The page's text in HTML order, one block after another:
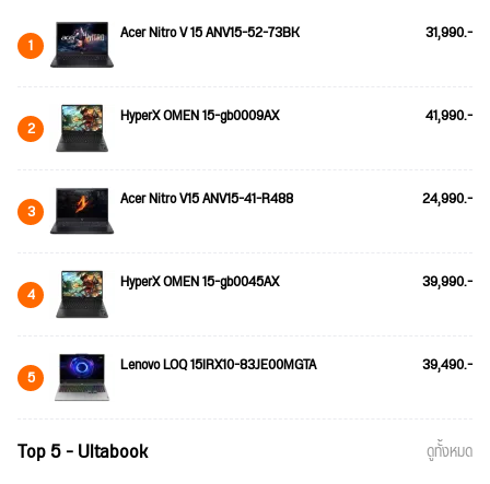
1 Acer Nitro V 15 ANV15-52-73BK 31,990.-
2 HyperX OMEN 15-gb0009AX 41,990.-
3 Acer Nitro V15 ANV15-41-R488 24,990.-
4 HyperX OMEN 15-gb0045AX 39,990.-
5 Lenovo LOQ 15IRX10-83JE00MGTA 39,490.-
Top 5 - Ultabook ดูทั้งหมด